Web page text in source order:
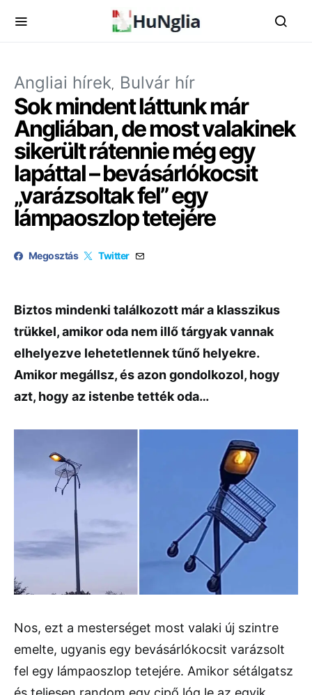
Angliai hírek Bulvár hír
Sok mindent láttunk már
Angliában, de most valakinek
sikerült rátennie még egy
lapáttal – bevásárlókocsit
„varázsoltak fel” egy
lámpaoszlop tetejére
Megosztás Twitter
Biztos mindenki találkozott már a klasszikus
trükkel, amikor oda nem illő tárgyak vannak
elhelyezve lehetetlennek tűnő helyekre.
Amikor megállsz, és azon gondolkozol, hogy
azt, hogy az istenbe tették oda…
Nos, ezt a mesterséget most valaki új szintre
emelte, ugyanis egy bevásárlókocsit varázsolt
fel egy lámpaoszlop tetejére. Amikor sétálgatsz